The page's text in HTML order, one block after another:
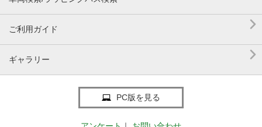
ご利用ガイド 
ギャラリー 
PC版を見る